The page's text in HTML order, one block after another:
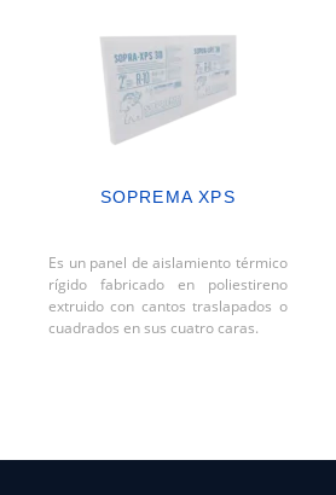
SOPREMA XPS
Es un panel de aislamiento térmico
rígido fabricado en poliestireno
extruido con cantos traslapados o
cuadrados en sus cuatro caras.